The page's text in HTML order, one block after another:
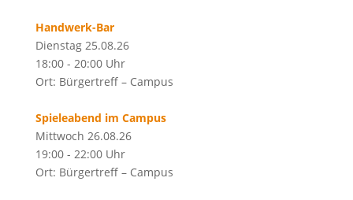
Handwerk-Bar
Dienstag 25.08.26
18:00 - 20:00 Uhr
Ort: Bürgertreff – Campus
Spieleabend im Campus
Mittwoch 26.08.26
19:00 - 22:00 Uhr
Ort: Bürgertreff – Campus